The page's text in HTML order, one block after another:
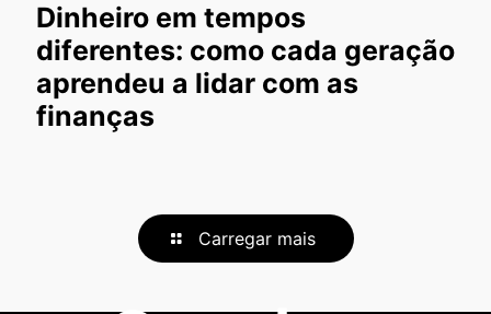
Dinheiro em tempos
diferentes: como cada geração
aprendeu a lidar com as
finanças
Carregar mais